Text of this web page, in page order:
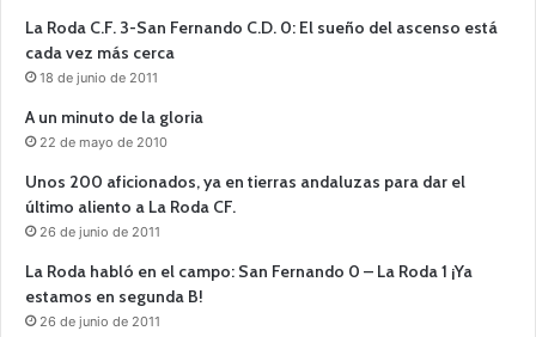
La Roda C.F. 3-San Fernando C.D. 0: El sueño del ascenso está
cada vez más cerca
18 de junio de 2011
A un minuto de la gloria
22 de mayo de 2010
Unos 200 aficionados, ya en tierras andaluzas para dar el
último aliento a La Roda CF.
26 de junio de 2011
La Roda habló en el campo: San Fernando 0 – La Roda 1 ¡Ya
estamos en segunda B!
26 de junio de 2011